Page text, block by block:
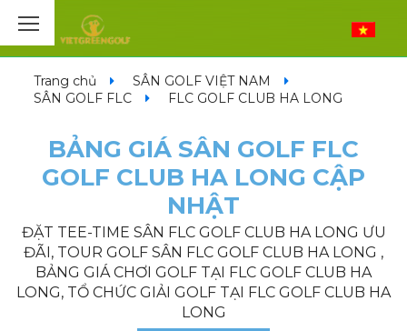
Trang chủ
SÂN GOLF VIỆT NAM
SÂN GOLF FLC
FLC GOLF CLUB HA LONG
BẢNG GIÁ SÂN GOLF FLC
GOLF CLUB HA LONG CẬP
NHẬT
ĐẶT TEE-TIME SÂN FLC GOLF CLUB HA LONG ƯU
ĐÃI, TOUR GOLF SÂN FLC GOLF CLUB HA LONG ,
BẢNG GIÁ CHƠI GOLF TẠI FLC GOLF CLUB HA
LONG, TỔ CHỨC GIẢI GOLF TẠI FLC GOLF CLUB HA
LONG